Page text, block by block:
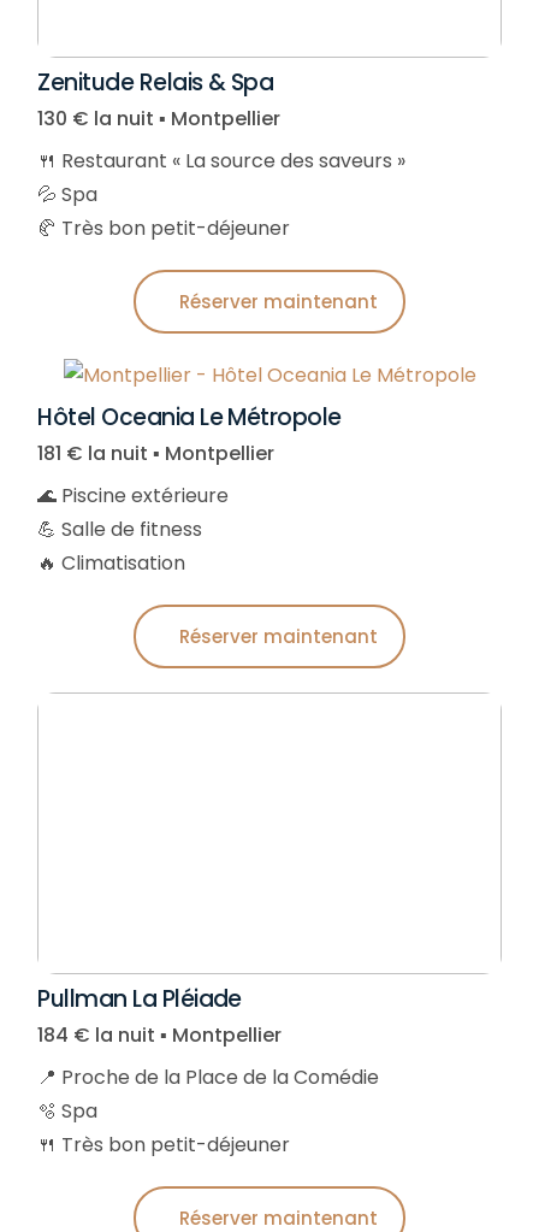
Zenitude Relais & Spa
130 € la nuit ▪︎ Montpellier
🍴 Restaurant « La source des saveurs »
💦 Spa
🥐 Très bon petit-déjeuner
Réserver maintenant
Hôtel Oceania Le Métropole
181 € la nuit ▪︎ Montpellier
🌊 Piscine extérieure
💪 Salle de fitness
🔥 Climatisation
Réserver maintenant
Pullman La Pléiade
184 € la nuit ▪︎ Montpellier
📍 Proche de la Place de la Comédie
🫧 Spa
🍴 Très bon petit-déjeuner
Réserver maintenant